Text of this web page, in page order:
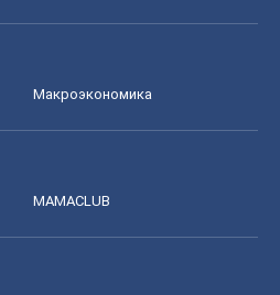
Mакроэкономика
MAMACLUB